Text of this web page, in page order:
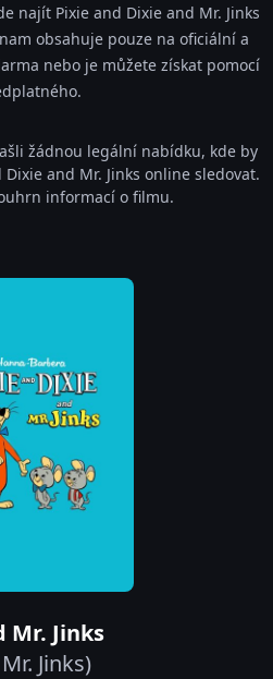
najít Pixie and Dixie and Mr. Jinks
obsahuje pouze na oficiální a
nebo je můžete získat pomocí
žádnou legální nabídku, kde by
and Mr. Jinks online sledovat.
informací o filmu.
Mr. Jinks
Jinks)